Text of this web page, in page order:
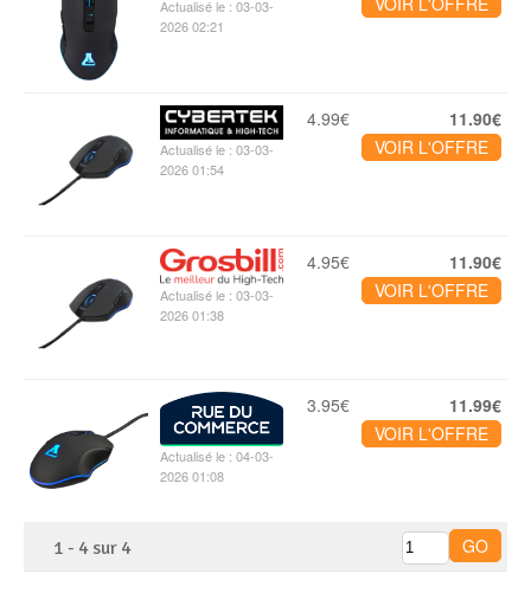
Actualisé le : 03-03-
2026 02:21
Actualisé le : 03-03-
2026 01:54
4.99€
11.90€
VOIR L'OFFRE
Actualisé le : 03-03-
2026 01:38
4.95€
11.90€
VOIR L'OFFRE
Actualisé le : 04-03-
2026 01:08
3.95€
11.99€
VOIR L'OFFRE
1 - 4 sur 4